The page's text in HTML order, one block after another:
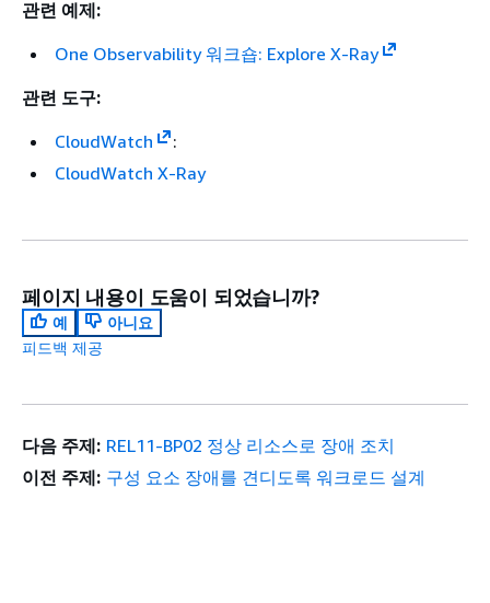
관련 예제:
One Observability 워크숍: Explore X-Ray
관련 도구:
CloudWatch
:
CloudWatch X-Ray
페이지 내용이 도움이 되었습니까?
예
아니요
피드백 제공
다음 주제: REL11-BP02 정상 리소스로 장애 조치
이전 주제: 구성 요소 장애를 견디도록 워크로드 설계